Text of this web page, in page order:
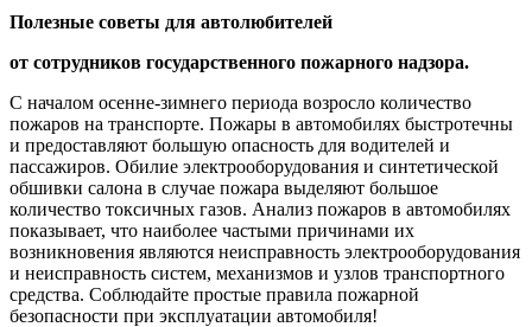
Полезные советы для автолюбителей
от сотрудников государственного пожарного надзора.
С началом осенне-зимнего периода возросло количество
пожаров на транспорте. Пожары в автомобилях быстротечны
и предоставляют большую опасность для водителей и
пассажиров. Обилие электрооборудования и синтетической
обшивки салона в случае пожара выделяют большое
количество токсичных газов. Анализ пожаров в автомобилях
показывает, что наиболее частыми причинами их
возникновения являются неисправность электрооборудования
и неисправность систем, механизмов и узлов транспортного
средства. Соблюдайте простые правила пожарной
безопасности при эксплуатации автомобиля!